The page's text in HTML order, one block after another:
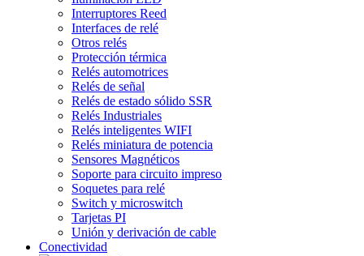
Interruptores Reed
Interfaces de relé
Otros relés
Protección térmica
Relés automotrices
Relés de señal
Relés de estado sólido SSR
Relés Industriales
Relés inteligentes WIFI
Relés miniatura de potencia
Sensores Magnéticos
Soporte para circuito impreso
Soquetes para relé
Switch y microswitch
Tarjetas PI
Unión y derivación de cable
Conectividad